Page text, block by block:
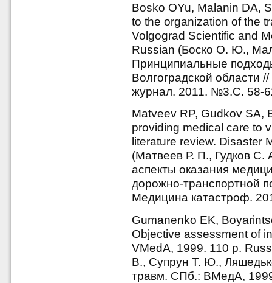
Bosko OYu, Malanin DA,
to the organization of the
Volgograd Scientific and
Russian (Боско О. Ю.,
Принципиальные
Волгоградской области
журнал. 2011. №3.С. 58-
Matveev RP, Gudkov SA,
providing medical care to
literature review. Disaster
(Матвеев Р. П., Гудков
аспекты оказания
дорожно-транспортной
Медицина катастроф.
Gumanenko EK,
Objective assessment of
VMedA, 1999. 110 p.
В., Супрун Т. Ю.,
травм. СПб.: ВМедА,